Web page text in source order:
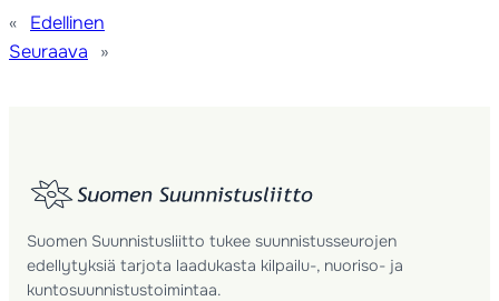
«
Edellinen
Seuraava
»
Suomen Suunnistusliitto tukee suunnistusseurojen
edellytyksiä tarjota laadukasta kilpailu-, nuoriso- ja
kuntosuunnistustoimintaa.